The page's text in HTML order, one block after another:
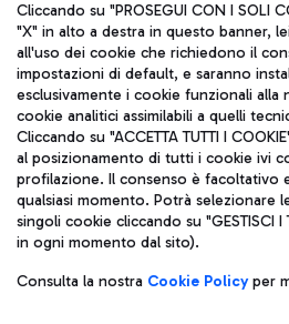
Aeroporti di Roma S.p.A. - Società
coordinamento di Mundys S.p.A.
Codice fiscale e Registro delle Imprese
IVA 06572251004
Capitale sociale 62.224.743,00 int.
Sede legale: Via Pier Paolo Racchetti
telefono +39 06 65951
Privacy policy
Note
Cliccando su "PROSEGUI CON I SOLI
"X" in alto a destra in questo banner,
all'uso dei cookie che richiedono il
impostazioni di default, e saranno
esclusivamente i cookie funzionali alla
cookie analitici assimilabili a quelli
Cliccando su "ACCETTA TUTTI I
al posizionamento di tutti i cookie ivi
profilazione. Il consenso è facoltativo
qualsiasi momento. Potrà selezionare
singoli cookie cliccando su "GESTISCI I
in ogni momento dal sito).
Consulta la nostra Cookie Policyper